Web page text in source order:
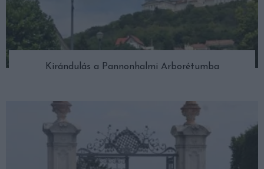
Kirándulás a Pannonhalmi Arborétumba